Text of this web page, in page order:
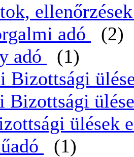
adó
(2)
adó
(1)
Bizottsági
Bizottsági
ülések
(1)